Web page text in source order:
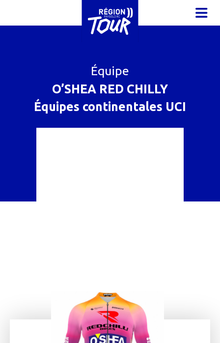
Équipe
O’SHEA RED CHILLY
Équipes continentales UCI